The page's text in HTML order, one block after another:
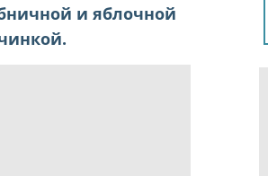
и яблочной